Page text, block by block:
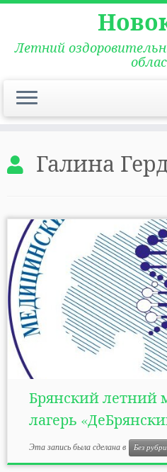
содержимому
Летний
Галина
Брянский летний
лагерь
Эта запись была сделана в Без